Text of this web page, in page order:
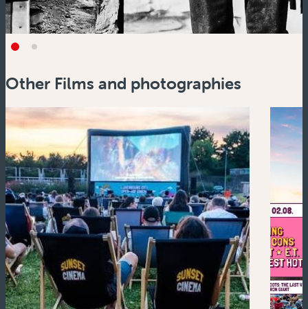
Other Films and photographies